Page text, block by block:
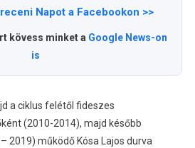
Napot a Facebookon >>
kövess minket a Google News-on
is
a ciklus felétől fideszes
(2010-2014), majd később
2019) működő Kósa Lajos durva